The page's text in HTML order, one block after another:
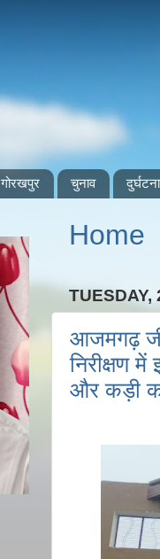
गोरखपुर चुनाव दुर्घटना
Home
TUESDAY,
आजमगढ़
निरीक्षण
और कड़ी